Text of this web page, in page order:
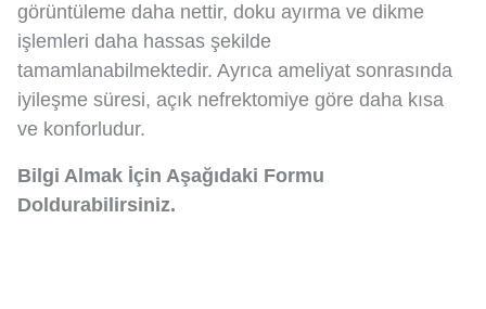
görüntüleme daha nettir, doku ayırma ve dikme
işlemleri daha hassas şekilde
tamamlanabilmektedir. Ayrıca ameliyat sonrasında
iyileşme süresi, açık nefrektomiye göre daha kısa
ve konforludur.
Bilgi Almak İçin Aşağıdaki Formu
Doldurabilirsiniz.